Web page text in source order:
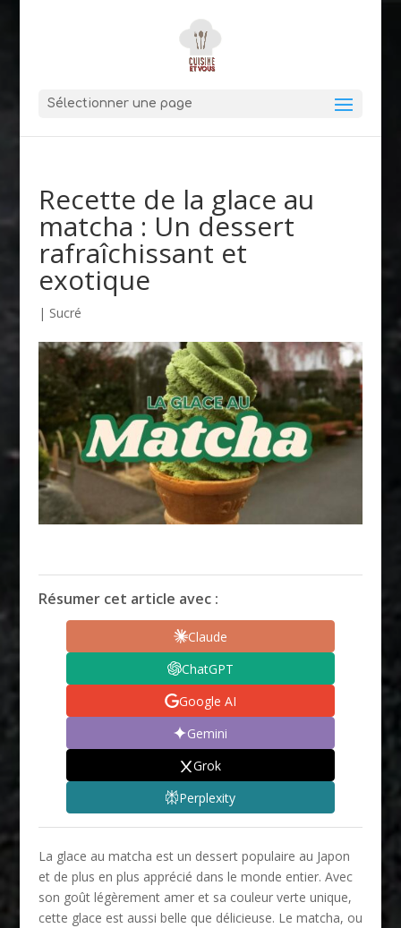
Sélectionner une page
Recette de la glace au
matcha : Un dessert
rafraîchissant et
exotique
| Sucré
Résumer cet article avec :
Claude
ChatGPT
Google AI
Gemini
Grok
Perplexity
La glace au matcha est un dessert populaire au Japon
et de plus en plus apprécié dans le monde entier. Avec
son goût légèrement amer et sa couleur verte unique,
cette glace est aussi belle que délicieuse. Le matcha, ou